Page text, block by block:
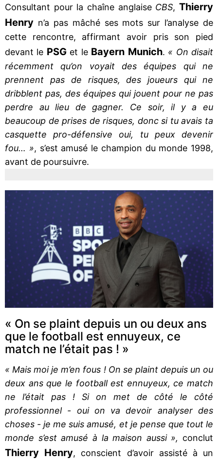
Consultant pour la chaîne anglaise CBS,Thierry
Henry n’a pas mâché ses mots sur l’analyse de
cette rencontre, affirmant avoir pris son pied
devant le PSG et le Bayern Munich. « On disait
récemment qu’on voyait des équipes qui ne
prennent pas de risques, des joueurs qui ne
dribblent pas, des équipes qui jouent pour ne pas
perdre au lieu de gagner. Ce soir, il y a eu
beaucoup de prises de risques, donc si tu avais ta
casquette pro-défensive oui, tu peux devenir
fou… », s’est amusé le champion du monde 1998,
avant de poursuivre.
« On se plaint depuis un ou deux ans
que le football est ennuyeux, ce
match ne l’était pas ! »
« Mais moi je m’en fous ! On se plaint depuis un ou
deux ans que le football est ennuyeux, ce match
ne l’était pas ! Si on met de côté le côté
professionnel - oui on va devoir analyser des
choses - je me suis amusé, et je pense que tout le
monde s’est amusé à la maison aussi », conclut
Thierry Henry, conscient d’avoir assisté à un